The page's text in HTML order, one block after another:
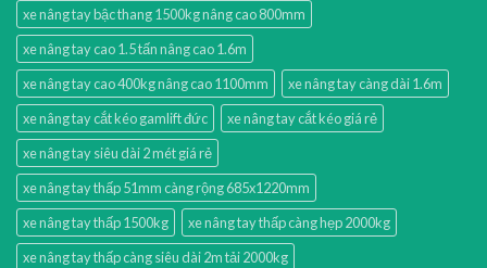
xe nâng tay bậc thang 1500kg nâng cao 800mm
xe nâng tay cao 1.5 tấn nâng cao 1.6m
xe nâng tay cao 400kg nâng cao 1100mm
xe nâng tay càng dài 1.6m
xe nâng tay cắt kéo gamlift đức
xe nâng tay cắt kéo giá rẻ
xe nâng tay siêu dài 2 mét giá rẻ
xe nâng tay thấp 51mm càng rộng 685x1220mm
xe nâng tay thấp 1500kg
xe nâng tay thấp càng hẹp 2000kg
xe nâng tay thấp càng siêu dài 2m tải 2000kg